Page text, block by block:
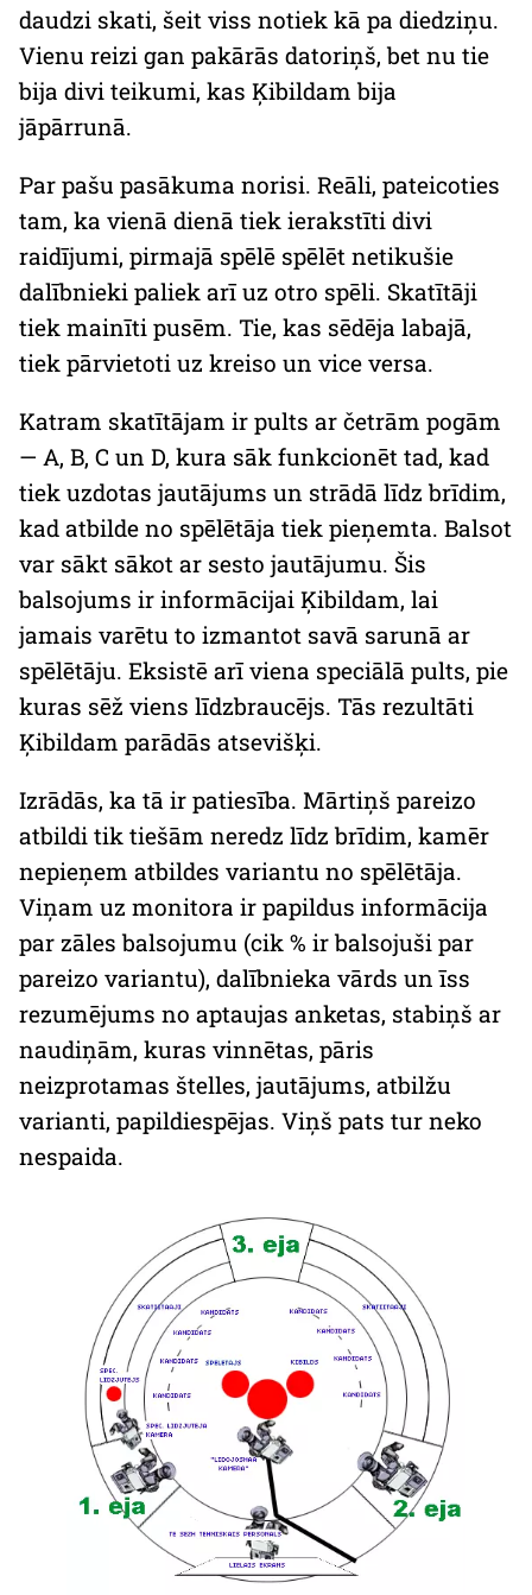
daudzi skati, šeit viss notiek kā pa diedziņu.
Vienu reizi gan pakārās datoriņš, bet nu tie
bija divi teikumi, kas Ķibildam bija
jāpārrunā.
Par pašu pasākuma norisi. Reāli, pateicoties
tam, ka vienā dienā tiek ierakstīti divi
raidījumi, pirmajā spēlē spēlēt netikušie
dalībnieki paliek arī uz otro spēli. Skatītāji
tiek mainīti pusēm. Tie, kas sēdēja labajā,
tiek pārvietoti uz kreiso un vice versa.
Katram skatītājam ir pults ar četrām pogām
— A, B, C un D, kura sāk funkcionēt tad, kad
tiek uzdotas jautājums un strādā līdz brīdim,
kad atbilde no spēlētāja tiek pieņemta. Balsot
var sākt sākot ar sesto jautājumu. Šis
balsojums ir informācijai Ķibildam, lai
jamais varētu to izmantot savā sarunā ar
spēlētāju. Eksistē arī viena speciālā pults, pie
kuras sēž viens līdzbraucējs. Tās rezultāti
Ķibildam parādās atsevišķi.
Izrādās, ka tā ir patiesība. Mārtiņš pareizo
atbildi tik tiešām neredz līdz brīdim, kamēr
nepieņem atbildes variantu no spēlētāja.
Viņam uz monitora ir papildus informācija
par zāles balsojumu (cik % ir balsojuši par
pareizo variantu), dalībnieka vārds un īss
rezumējums no aptaujas anketas, stabiņš ar
naudiņām, kuras vinnētas, pāris
neizprotamas štelles, jautājums, atbilžu
varianti, papildiespējas. Viņš pats tur neko
nespaida.